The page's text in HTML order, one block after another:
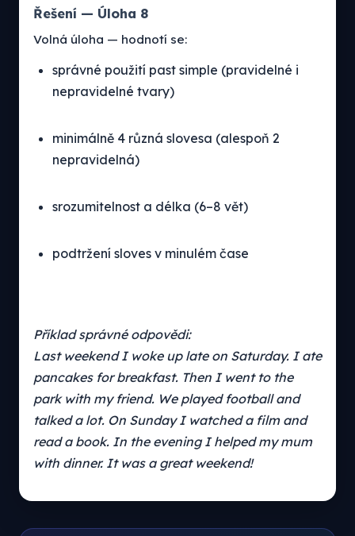
Řešení — Úloha 8
Volná úloha — hodnotí se:
správné použití past simple (pravidelné i
nepravidelné tvary)
minimálně 4 různá slovesa (alespoň 2
nepravidelná)
srozumitelnost a délka (6–8 vět)
podtržení sloves v minulém čase
Příklad správné odpovědi:
Last weekend I woke up late on Saturday. I ate
pancakes for breakfast. Then I went to the
park with my friend. We played football and
talked a lot. On Sunday I watched a film and
read a book. In the evening I helped my mum
with dinner. It was a great weekend!